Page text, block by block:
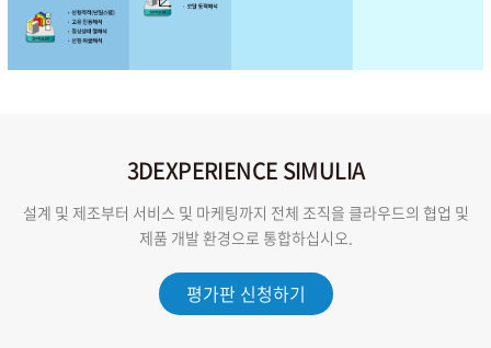
3DEXPERIENCE SIMULIA
설계 및 제조부터 서비스 및 마케팅까지 전체 조직을 클라우드의 협업 및
제품 개발 환경으로 통합하십시오.
평가판 신청하기